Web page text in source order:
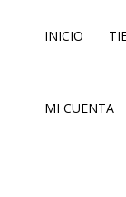
INICIO
MI CUENTA